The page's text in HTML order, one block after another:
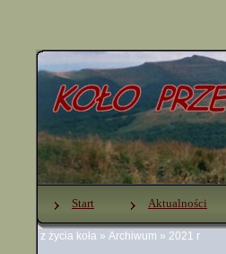
z życia koła » Archiwum » 2021 r
Start Aktualności